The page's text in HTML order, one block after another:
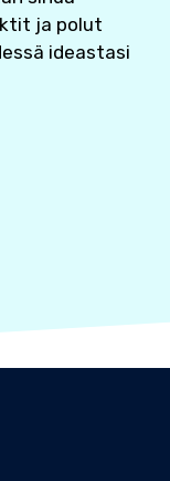
ja polut
ideastasi